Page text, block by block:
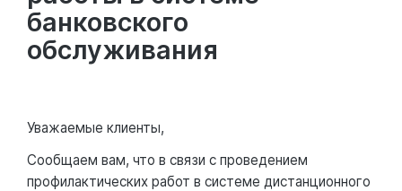
банковского
обслуживания
Уважаемые клиенты,
Сообщаем вам, что в связи с проведением
профилактических работ в системе дистанционного